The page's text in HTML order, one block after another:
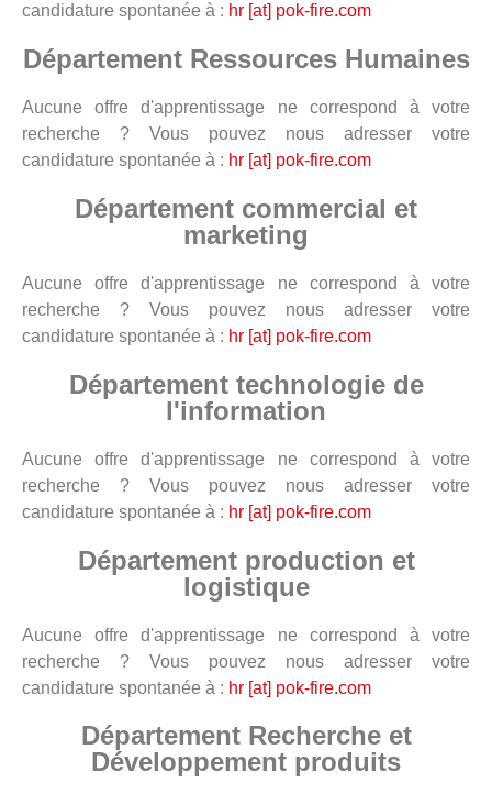
candidature spontanée à : hr [at] pok-fire.com
Département Ressources Humaines
Aucune offre d'apprentissage ne correspond à votre
recherche ? Vous pouvez nous adresser votre
candidature spontanée à : hr [at] pok-fire.com
Département commercial et
marketing
Aucune offre d'apprentissage ne correspond à votre
recherche ? Vous pouvez nous adresser votre
candidature spontanée à : hr [at] pok-fire.com
Département technologie de
l'information
Aucune offre d'apprentissage ne correspond à votre
recherche ? Vous pouvez nous adresser votre
candidature spontanée à : hr [at] pok-fire.com
Département production et
logistique
Aucune offre d'apprentissage ne correspond à votre
recherche ? Vous pouvez nous adresser votre
candidature spontanée à : hr [at] pok-fire.com
Département Recherche et
Développement produits